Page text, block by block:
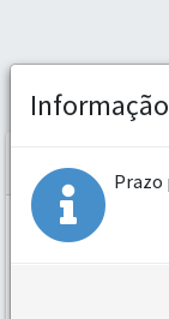
Login
Informação
Prazo